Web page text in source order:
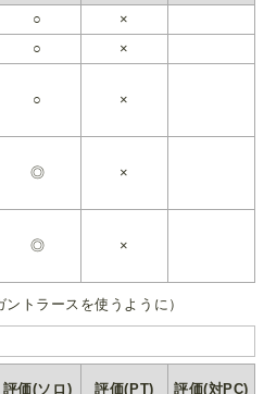
○
×
○ ×
○ ×
◎ ×
◎ ×
トラースを使うように）
評価(ソロ) 評価( PT) 評価(対PC)